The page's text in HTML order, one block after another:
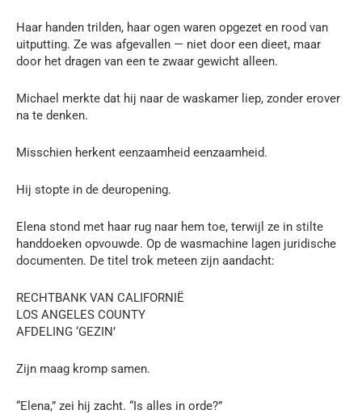
Haar handen trilden, haar ogen waren opgezet en rood van
uitputting. Ze was afgevallen — niet door een dieet, maar
door het dragen van een te zwaar gewicht alleen.
Michael merkte dat hij naar de waskamer liep, zonder erover
na te denken.
Misschien herkent eenzaamheid eenzaamheid.
Hij stopte in de deuropening.
Elena stond met haar rug naar hem toe, terwijl ze in stilte
handdoeken opvouwde. Op de wasmachine lagen juridische
documenten. De titel trok meteen zijn aandacht:
RECHTBANK VAN CALIFORNIË
LOS ANGELES COUNTY
AFDELING ‘GEZIN’
Zijn maag kromp samen.
“Elena,” zei hij zacht. “Is alles in orde?”